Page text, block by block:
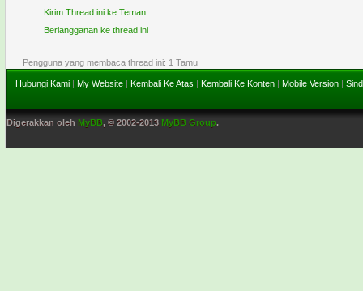
Kirim Thread ini ke Teman
Berlangganan ke thread ini
Pengguna yang membaca thread ini: 1 Tamu
Hubungi Kami | My Website | Kembali Ke Atas | Kembali Ke Konten | Mobile Version |
Digerakkan oleh MyBB, © 2002-2013 MyBB Group.